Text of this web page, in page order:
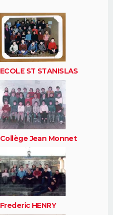
ECOLE ST STANISLAS
Collège Jean Monnet
Frederic HENRY